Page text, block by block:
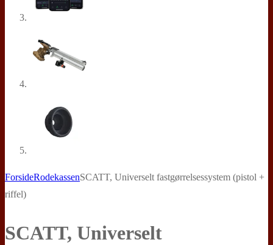
ForsideRodekassenSCATT, Universelt fastgørrelsessystem (pistol +
riffel)
SCATT, Universelt